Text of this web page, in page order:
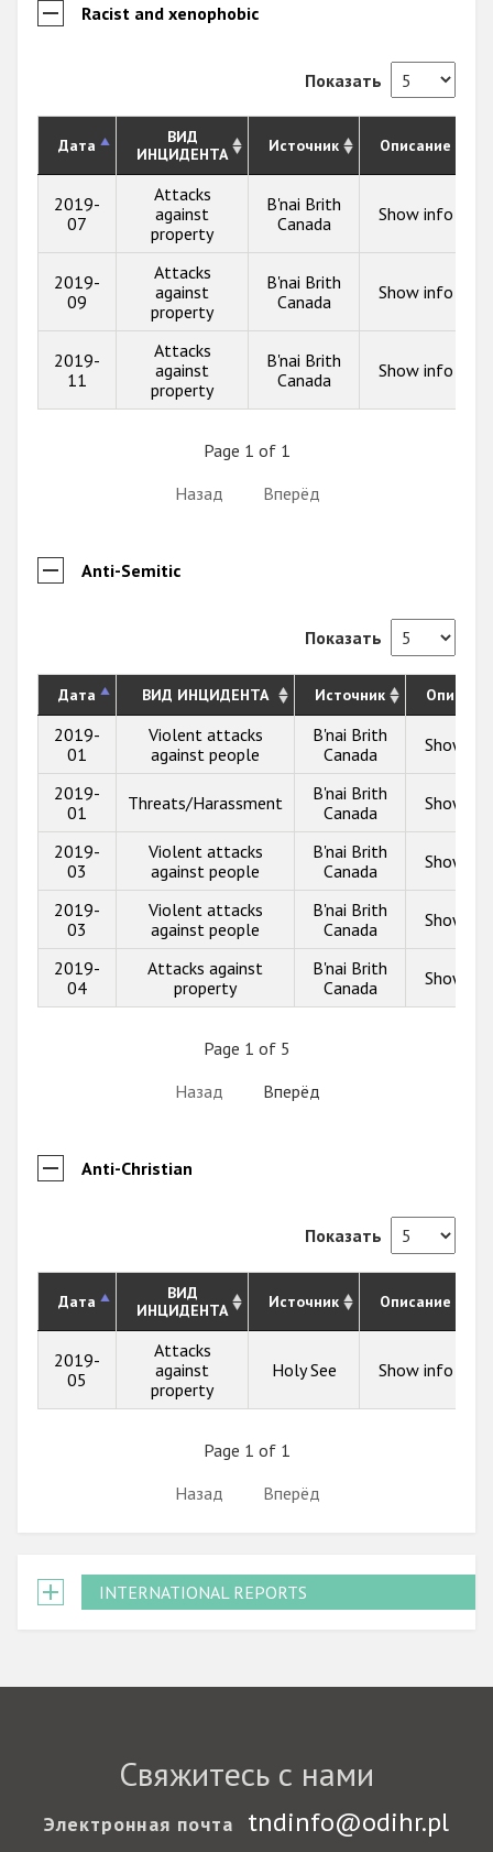
Racist and xenophobic
Показать
Дата
ВИД
ИНЦИДЕНТА
Источник Описание
2019-
07
Attacks
against
property
B'nai Brith
Canada
Show info
2019-
09
Attacks
against
property
B'nai Brith
Canada
Show info
2019-
11
Attacks
against
property
B'nai Brith
Canada
Show info
Page 1 of 1
Назад
Вперёд
Anti-Semitic
Показать
Дата ВИД ИНЦИДЕНТА Источник
2019-
01
Violent attacks
against people
B'nai Brith
Canada
Show
2019-
01
Threats/Harassment
B'nai Brith
Canada
Show
2019-
03
Violent attacks
against people
B'nai Brith
Canada
Show
2019-
03
Violent attacks
against people
B'nai Brith
Canada
Show
2019-
04
Attacks against
property
B'nai Brith
Canada
Show
Page 1 of 5
Назад
Вперёд
Anti-Christian
Показать
Дата
ВИД
ИНЦИДЕНТА
Источник Описание
2019-
05
Attacks
against
property
Holy See Show info
Page 1 of 1
Назад
Вперёд
INTERNATIONAL REPORTS
Свяжитесь с нами
Электронная почта
tndinfo@odihr.pl